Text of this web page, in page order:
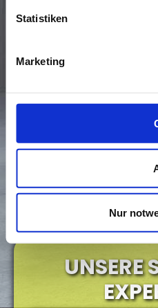
Statistiken
Marketing
Nur
UNSERE
Angaben machen Sie auf
Sie uns in dem
Sie wissen möchten, wie wir
Daten umgehen, können Sie
erklärungnachlesen.